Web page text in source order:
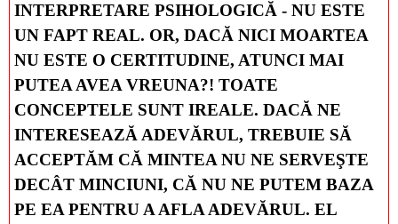
INTERPRETARE PSIHOLOGICĂ - NU ESTE
UN FAPT REAL. OR, DACĂ NICI MOARTEA
NU ESTE O CERTITUDINE, ATUNCI MAI
PUTEA AVEA VREUNA?! TOATE
CONCEPTELE SUNT IREALE. DACĂ NE
INTERESEAZĂ ADEVĂRUL, TREBUIE SĂ
ACCEPTĂM CĂ MINTEA NU NE SERVEŞTE
DECÂT MINCIUNI, CĂ NU NE PUTEM BAZA
PE EA PENTRU A AFLA ADEVĂRUL. EL